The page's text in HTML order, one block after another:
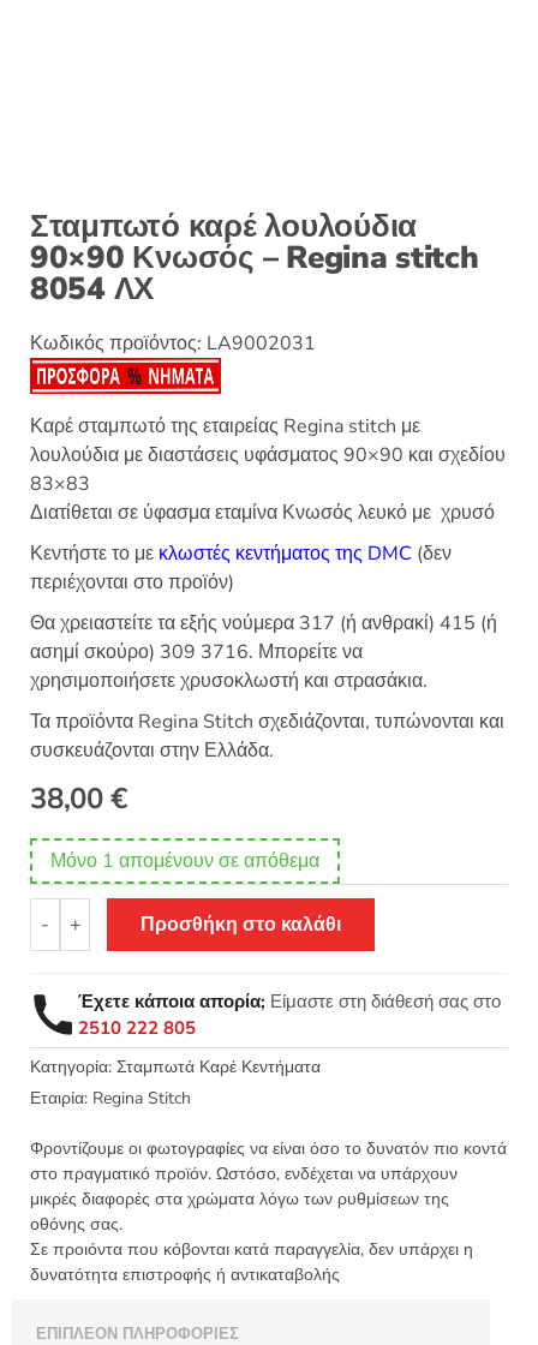
Σταμπωτό καρέ λουλούδια
90×90 Κνωσός – Regina stitch
8054 ΛΧ
Κωδικός προϊόντος: LA9002031
Καρέ σταμπωτό της εταιρείας Regina stitch με
λουλούδια με διαστάσεις υφάσματος 90×90 και σχεδίου
83×83
Διατίθεται σε ύφασμα εταμίνα Κνωσός λευκό με χρυσό
Κεντήστε το με κλωστές κεντήματος της DMC (δεν
περιέχονται στο προϊόν)
Θα χρειαστείτε τα εξής νούμερα 317 (ή ανθρακί) 415 (ή
ασημί σκούρο) 309 3716. Μπορείτε να
χρησιμοποιήσετε χρυσοκλωστή και στρασάκια.
Τα προϊόντα Regina Stitch σχεδιάζονται, τυπώνονται και
συσκευάζονται στην Ελλάδα.
38,00€
Μόνο 1 απομένουν σε απόθεμα
-
Σταμπωτό
καρέ
90x90
Κνωσός
-
Regina
stitch
ΛΧ
ποσότητα
+ Προσθήκη στο καλάθι
Έχετε κάποια απορία; Είμαστε στη διάθεσή σας στο
2510 222 805
Κατηγορία: Σταμπωτά Καρέ Κεντήματα
Εταιρία: Regina Stitch
Φροντίζουμε οι φωτογραφίες να είναι όσο το δυνατόν πιο κοντά
στο πραγματικό προϊόν. Ωστόσο, ενδέχεται να υπάρχουν
μικρές διαφορές στα χρώματα λόγω των ρυθμίσεων της
οθόνης σας.
Σε προιόντα που κόβονται κατά παραγγελία, δεν υπάρχει η
δυνατότητα επιστροφής ή αντικαταβολής
ΕΠΙΠΛΈΟΝ ΠΛΗΡΟΦΟΡΊΕΣ